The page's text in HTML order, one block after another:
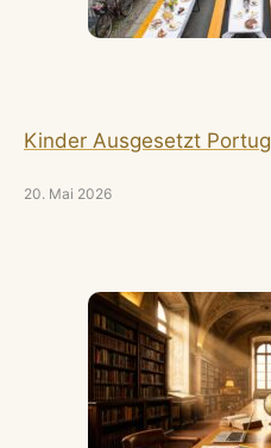
Kinder Ausgesetzt
20. Mai 2026